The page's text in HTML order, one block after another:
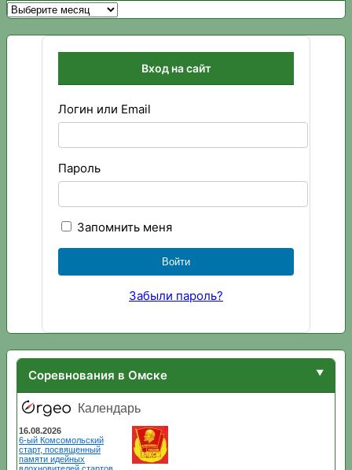
Архивы
Вход на сайт
Логин или Email
Пароль
Запомнить меня
Забыли пароль?
Соревнования в Омске